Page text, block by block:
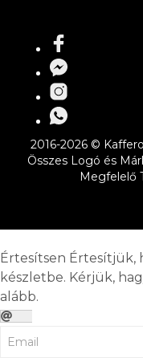
2016-2026 ©
Összes Logó és
Megfelelő
Értesítsen Értesítjük,
készletbe. Kérjük,
alább.